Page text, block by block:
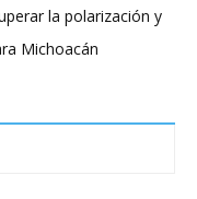
la polarización y
Michoacán